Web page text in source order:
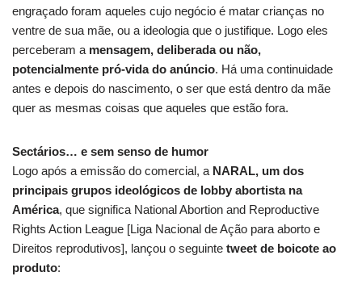
engraçado foram aqueles cujo negócio é matar crianças no
ventre de sua mãe, ou a ideologia que o justifique. Logo eles
perceberam a mensagem, deliberada ou não,
potencialmente pró-vidado anúncio. Há uma continuidade
antes e depois do nascimento, o ser que está dentro da mãe
quer as mesmas coisas que aqueles que estão fora.
Sectários… e sem senso de humor
Logo após a emissão do comercial, a NARAL, um dos
principais grupos ideológicos de lobby abortista na
América, que significa National Abortion and Reproductive
Rights Action League [Liga Nacional de Ação para aborto e
Direitos reprodutivos], lançou o seguinte tweet de boicote ao
produto: